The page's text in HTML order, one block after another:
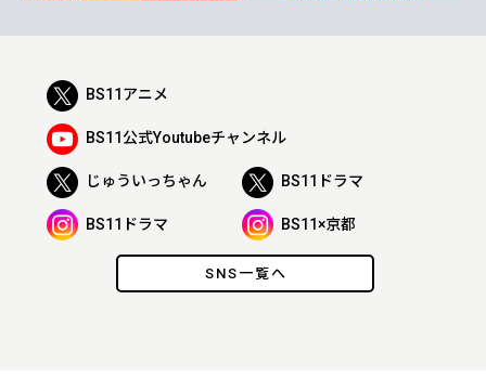
SNS一覧へ
BS11アニメ
BS11公式Youtubeチャンネル
じゅういっちゃん BS11ドラマ
BS11ドラマ BS11×京都